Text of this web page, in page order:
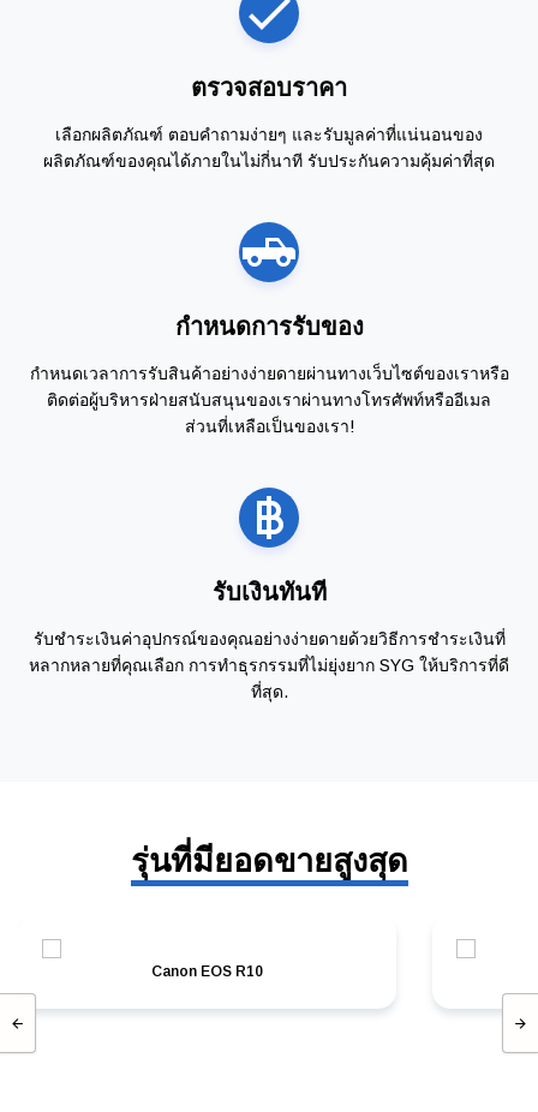
ตรวจสอบราคา
เลือกผลิตภัณฑ์ ตอบคำถามง่ายๆ และรับมูลค่าที่แน่นอนของ
ผลิตภัณฑ์ของคุณได้ภายในไม่กี่นาที รับประกันความคุ้มค่าที่สุด
กำหนดการรับของ
กำหนดเวลาการรับสินค้าอย่างง่ายดายผ่านทางเว็บไซต์ของเราหรือ
ติดต่อผู้บริหารฝ่ายสนับสนุนของเราผ่านทางโทรศัพท์หรืออีเมล
ส่วนที่เหลือเป็นของเรา!
รับเงินทันที
รับชำระเงินค่าอุปกรณ์ของคุณอย่างง่ายดายด้วยวิธีการชำระเงินที่
หลากหลายที่คุณเลือก การทำธุรกรรมที่ไม่ยุ่งยาก SYG ให้บริการที่ดี
ที่สุด.
รุ่นที่มียอดขายสูงสุด
Canon EOS R10